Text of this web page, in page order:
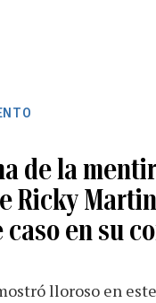
de la
Ricky
en su
lloroso en